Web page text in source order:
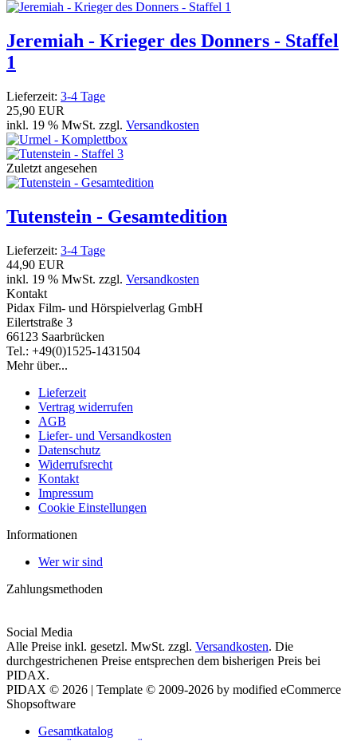
Jeremiah - Krieger des Donners - Staffel
1
Lieferzeit: 3-4 Tage
25,90 EUR
inkl. 19 % MwSt. zzgl. Versandkosten
Zuletzt angesehen
Tutenstein - Gesamtedition
Lieferzeit: 3-4 Tage
44,90 EUR
inkl. 19 % MwSt. zzgl. Versandkosten
Kontakt
Pidax Film- und Hörspielverlag GmbH
Eilertstraße 3
66123 Saarbrücken
Tel.: +49(0)1525-1431504
Mehr über...
Lieferzeit
Vertrag widerrufen
AGB
Liefer- und Versandkosten
Datenschutz
Widerrufsrecht
Kontakt
Impressum
Cookie Einstellungen
Informationen
Wer wir sind
Zahlungsmethoden
Social Media
Alle Preise inkl. gesetzl. MwSt. zzgl. Versandkosten. Die
durchgestrichenen Preise entsprechen dem bisherigen Preis bei
PIDAX.
PIDAX © 2026 | Template © 2009-2026 by modified eCommerce
Shopsoftware
Gesamtkatalog